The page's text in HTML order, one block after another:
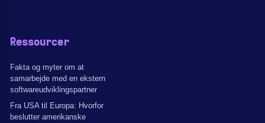
Ressourcer
Fakta og myter om at
samarbejde med en ekstern
softwareudviklingspartner
Fra USA til Europa: Hvorfor
beslutter amerikanske